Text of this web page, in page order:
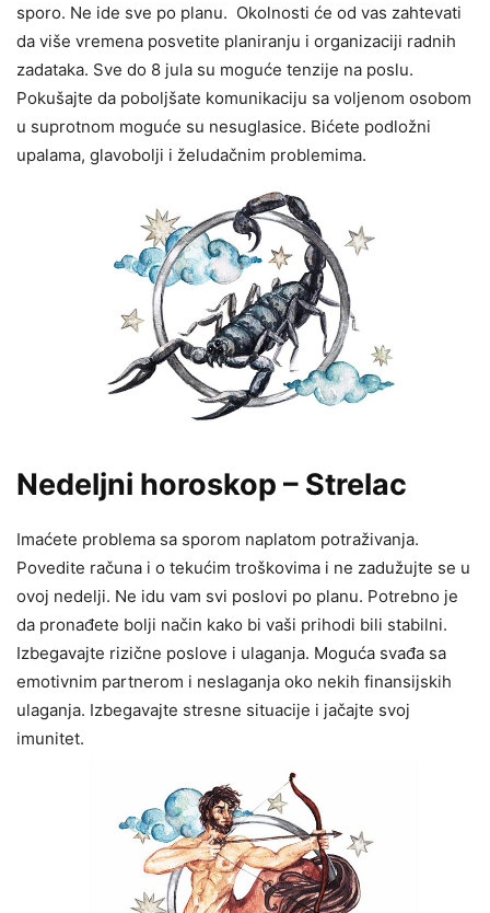
sporo. Ne ide sve po planu. Okolnosti će od vas zahtevati
da više vremena posvetite planiranju i organizaciji radnih
zadataka. Sve do 8 jula su moguće tenzije na poslu.
Pokušajte da poboljšate komunikaciju sa voljenom osobom
u suprotnom moguće su nesuglasice. Bićete podložni
upalama, glavobolji i želudačnim problemima.
Nedeljni horoskop – Strelac
Imaćete problema sa sporom naplatom potraživanja.
Povedite računa i o tekućim troškovima i ne zadužujte se u
ovoj nedelji. Ne idu vam svi poslovi po planu. Potrebno je
da pronađete bolji način kako bi vaši prihodi bili stabilni.
Izbegavajte rizične poslove i ulaganja. Moguća svađa sa
emotivnim partnerom i neslaganja oko nekih finansijskih
ulaganja. Izbegavajte stresne situacije i jačajte svoj
imunitet.